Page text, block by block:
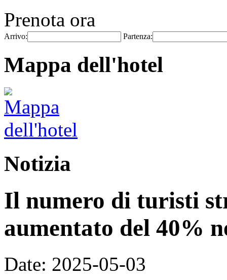
Prenota ora
Arrivo: Partenza:
Mappa dell'hotel
Notizia
Il numero di turisti
aumentato del 40%
Date: 2025-05-03